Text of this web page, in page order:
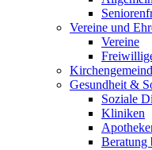
Vereine und
Vereine
Gesundheit &
Soziale
Kliniken
Beratung